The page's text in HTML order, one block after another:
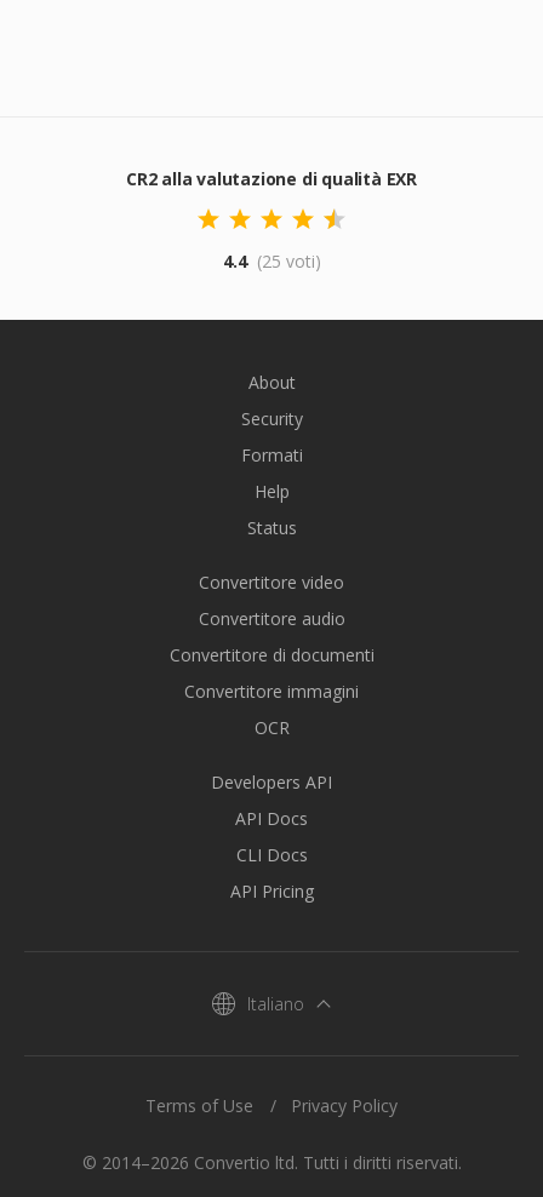
CR2 alla valutazione di qualità EXR
4.4 (25 voti)
About
Security
Formati
Help
Status
Convertitore video
Convertitore audio
Convertitore di documenti
Convertitore immagini
OCR
Developers API
API Docs
CLI Docs
API Pricing
Italiano
© 2014–2026 Convertio ltd. Tutti i diritti riservati.
Terms of Use Privacy Policy